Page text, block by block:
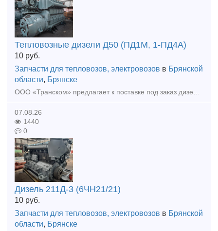
Тепловозные дизели Д50 (ПД1М, 1-ПД4А)
10 руб.
Запчасти для тепловозов, электровозов в Брянской
области, Брянске
ООО «Транском» предлагает к поставке под заказ дизель Д50 (ПД1М) после КР. Ремонт осуществляется предприятием на собственной базе. Гарантия на выполненные работы, полноценное документальное сопровож
07.08.26
1440
0
Дизель 211Д-3 (6ЧН21/21)
10 руб.
Запчасти для тепловозов, электровозов в Брянской
области, Брянске